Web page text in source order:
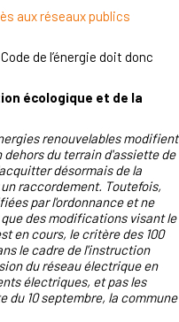
aux réseaux publics
de l’énergie doit donc
écologique et de la
renouvelables modifient
du terrain d'assiette de
désormais de la
raccordement. Toutefois,
par l'ordonnance et ne
des modifications visant le
en cours, le critère des 100
le cadre de l'instruction
du réseau électrique en
électriques, et pas les
du 10 septembre, la commune